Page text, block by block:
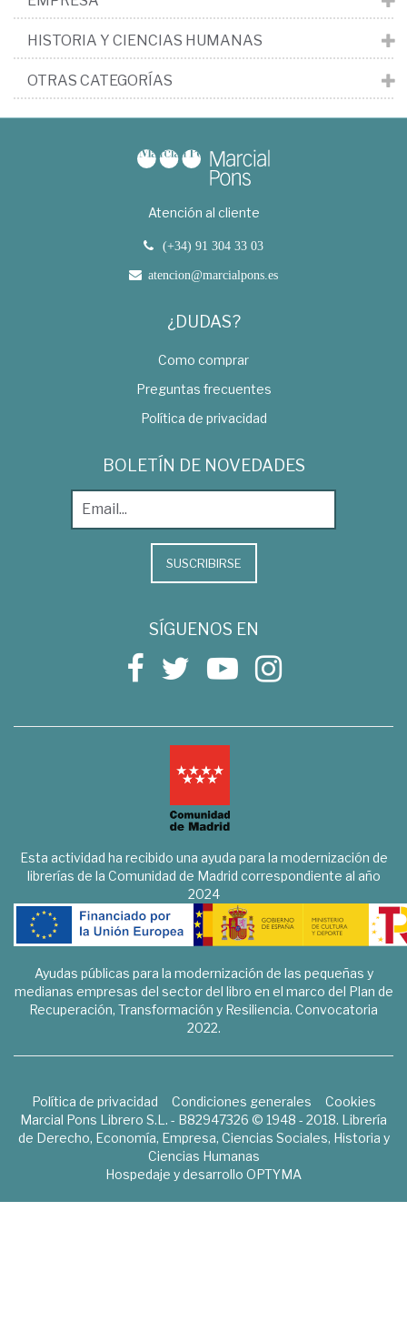
HISTORIA Y CIENCIAS HUMANAS
OTRAS CATEGORÍAS
Atención al cliente
(+34) 91 304 33 03
atencion@marcialpons.es
¿DUDAS?
Como comprar
Preguntas frecuentes
Política de privacidad
BOLETÍN DE NOVEDADES
SUSCRIBIRSE
SÍGUENOS EN
Esta actividad ha recibido una ayuda para la modernización de
librerías de la Comunidad de Madrid correspondiente al año
2024
Ayudas públicas para la modernización de las pequeñas y
medianas empresas del sector del libro en el marco del Plan de
Recuperación, Transformación y Resiliencia. Convocatoria
2022.
Política de privacidad Condiciones generales
Cookies
Marcial Pons Librero S.L. - B82947326 © 1948 - 2018. Librería
de Derecho, Economía, Empresa, Ciencias Sociales, Historia y
Ciencias Humanas
Hospedaje y desarrollo OPTYMA